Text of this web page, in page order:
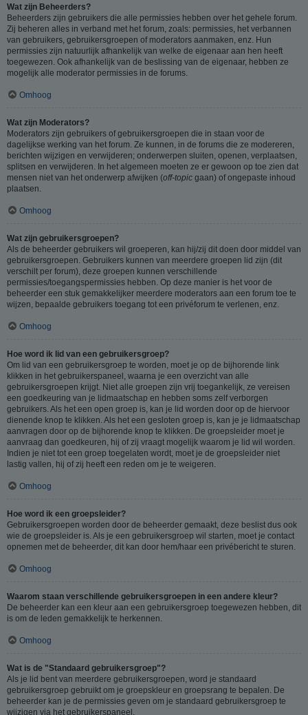
Wat zijn Beheerders?
Beheerders zijn gebruikers die alle permissies hebben over het gehele forum.
Zij beheren alles in verband met het forum, zoals: permissies, het verbannen
van gebruikers, gebruikersgroepen of moderators aanmaken, enz. Hun
permissies zijn natuurlijk afhankelijk van welke de eigenaar aan hen heeft
toegewezen. Ook afhankelijk van de beslissing van de eigenaar, hebben ze
mogelijk alle moderator permissies in de forums.
Omhoog
Wat zijn Moderators?
Moderators zijn gebruikers of gebruikersgroepen die in staan voor de
dagelijkse werking van het forum. Ze kunnen, in de forums die ze modereren,
berichten wijzigen en verwijderen; onderwerpen sluiten, openen, verplaatsen,
splitsen en verwijderen. In het algemeen moeten ze er gewoon op toe zien dat
mensen niet van het onderwerp afwijken (off-topic gaan) of ongepaste inhoud
plaatsen.
Omhoog
Wat zijn gebruikersgroepen?
Als de beheerder gebruikers wil groeperen, kan hij/zij dit doen door middel van
gebruikersgroepen. Gebruikers kunnen van meerdere groepen lid zijn (dit
verschilt per forum), deze groepen kunnen verschillende
permissies/toegangspermissies hebben. Op deze manier is het voor de
beheerder een stuk gemakkelijker meerdere moderators aan een forum toe te
wijzen, bepaalde gebruikers toegang tot een privéforum te verlenen, enz.
Omhoog
Hoe word ik lid van een gebruikersgroep?
Om lid van een gebruikersgroep te worden, moet je op de bijhorende link
klikken in het gebruikerspaneel, waarna je een overzicht van alle
gebruikersgroepen krijgt. Niet alle groepen zijn vrij toegankelijk, ze vereisen
een goedkeuring van je lidmaatschap en hebben soms zelf verborgen
gebruikers. Als het een open groep is, kan je lid worden door op de hiervoor
dienende knop te klikken. Als het een gesloten groep is, kan je je lidmaatschap
aanvragen door op de bijhorende knop te klikken. De groepsleider moet je
aanvraag dan goedkeuren, hij of zij vraagt mogelijk waarom je lid wil worden.
Indien je niet tot een groep toegelaten wordt, moet je de groepsleider niet
lastig vallen, hij of zij heeft een reden om je te weigeren.
Omhoog
Hoe word ik een groepsleider?
Gebruikersgroepen worden door de beheerder gemaakt, deze beslist dus ook
wie de groepsleider is. Als je een gebruikersgroep wil starten, moet je contact
opnemen met de beheerder, dit kan door hem/haar een privébericht te sturen.
Omhoog
Waarom staan verschillende gebruikersgroepen in een andere kleur?
De beheerder kan een kleur aan een gebruikersgroep toegewezen hebben, dit
is om de leden gemakkelijk te herkennen.
Omhoog
Wat is de "Standaard gebruikersgroep"?
Als je lid bent van meerdere gebruikersgroepen, word je standaard
gebruikersgroep gebruikt om je groepskleur en groepsrang te bepalen. De
beheerder kan je de permissies geven om je standaard gebruikersgroep te
wijzigen via het gebruikerspaneel.